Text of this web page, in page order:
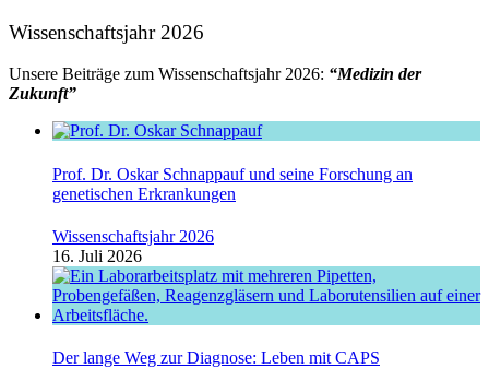
Wissenschaftsjahr 2026
Unsere Beiträge zum Wissenschaftsjahr 2026: “Medizin der
Zukunft”
Prof. Dr. Oskar Schnappauf und seine Forschung an
genetischen Erkrankungen
Wissenschaftsjahr 2026
16. Juli 2026
Der lange Weg zur Diagnose: Leben mit CAPS